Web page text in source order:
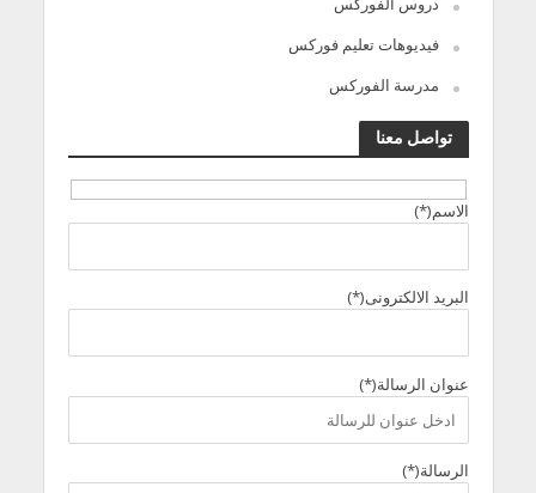
فيديوهات تعليم فوركس
مدرسة الفوركس
تواصل معنا
الاسم(*)
البريد الالكترونى(*)
عنوان الرسالة(*)
الرسالة(*)